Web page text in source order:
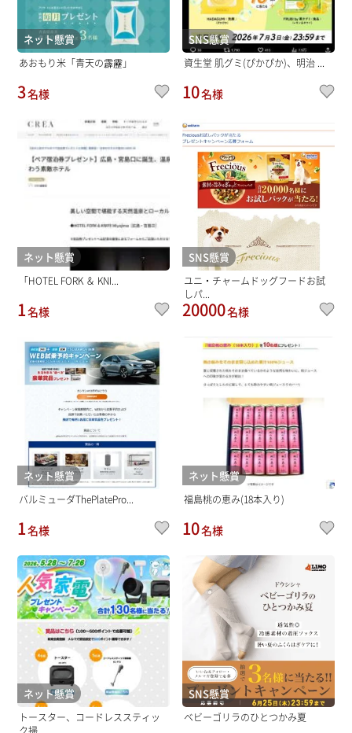
ネット懸賞
あおもり米「青天の霹靂」
3名様
SNS懸賞
資生堂 肌グミ(ぴかぴか)、明治 ...
10名様
ネット懸賞
「HOTEL FORK ＆ KNI...
1名様
SNS懸賞
ユニ・チャームドッグフードお試
しパ...
20000名様
ネット懸賞
バルミューダThePlatePro...
1名様
ネット懸賞
福島桃の恵み(18本入り)
10名様
ネット懸賞
トースター、コードレススティッ
SNS懸賞
ベビーゴリラのひとつかみ夏